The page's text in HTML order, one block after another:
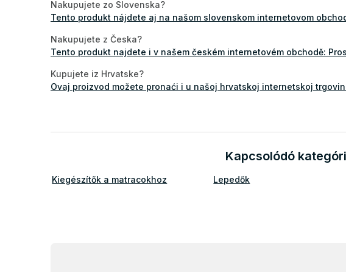
Nakupujete zo Slovenska?
Tento produkt nájdete aj na našom slovenskom internetovom
Nakupujete z Česka?
Tento produkt najdete i v našem českém internetovém obchodě:
Kupujete iz Hrvatske?
Ovaj proizvod možete pronaći i u našoj hrvatskoj internetskoj
Kapcsolódó
Kiegészítők a matracokhoz Lepedők